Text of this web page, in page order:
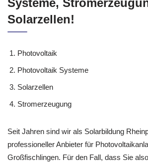
Photovoltaik sowie
Systeme,
Stromerzeugung
Seit Jahren sind wir als Solarbildung